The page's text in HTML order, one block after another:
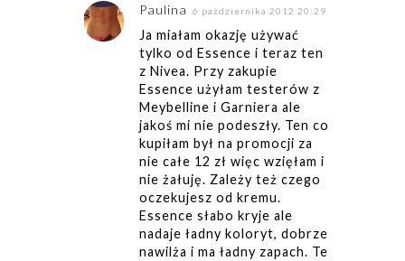
Paulina 6 października 2012 20:29
Ja miałam okazję używać
tylko od Essence i teraz ten
z Nivea. Przy zakupie
Essence użyłam testerów z
Meybelline i Garniera ale
jakoś mi nie podeszły. Ten co
kupiłam był na promocji za
nie całe 12 zł więc wzięłam i
nie żałuję. Zależy też czego
oczekujesz od kremu.
Essence słabo kryje ale
nadaje ładny koloryt, dobrze
nawilża i ma ładny zapach. Te